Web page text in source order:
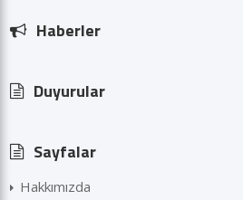
Haberler
Duyurular
Sayfalar
Hakkımızda